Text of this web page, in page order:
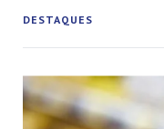
DESTAQUES